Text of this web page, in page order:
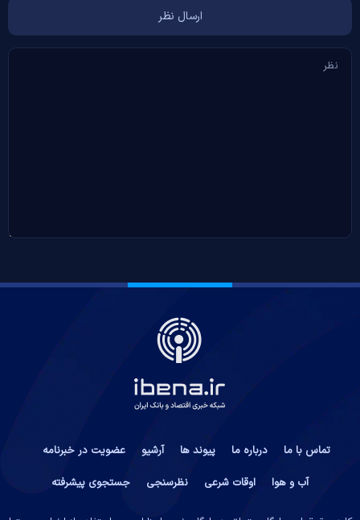
تماس با ما درباره ما پیوند ها آرشیو
عضویت در خبرنامه
آب و هوا
اوقات شرعی نظرسنجی جستجوی پیشرفته